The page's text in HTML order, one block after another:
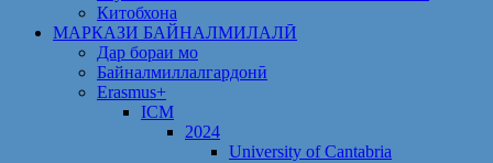
Китобхона
МАРКАЗИ БАЙНАЛМИЛАЛӢ
Дар бораи мо
Байналмиллалгардонӣ
Erasmus+
ICM
2024
University of Cantabria